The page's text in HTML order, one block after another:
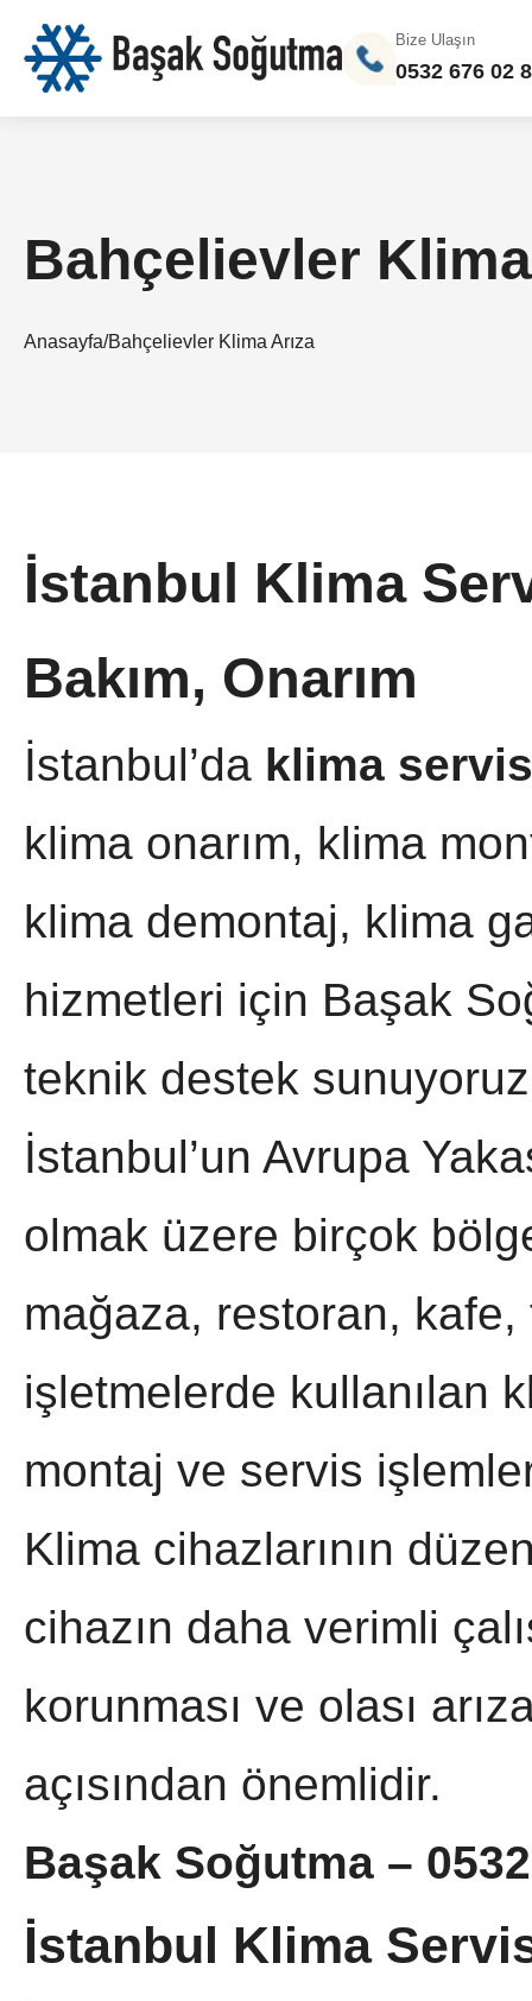
Bize Ulaşın
0532 676 02
Bahçelievler Klima
Anasayfa/Bahçelievler Klima Arıza
İstanbul Klima
Bakım, Onarım
İstanbul’da klima
klima onarım, klima
klima demontaj, klima
hizmetleri için Başak
teknik destek
İstanbul’un Avrupa
olmak üzere birçok
mağaza, restoran,
işletmelerde kullanılan
montaj ve servis
Klima cihazlarının
cihazın daha verimli
korunması ve olası
açısından önemlidir.
Başak Soğutma –
İstanbul Klima